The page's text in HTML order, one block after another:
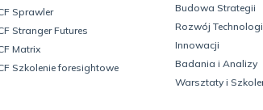
Sprawler
Stranger Futures
Matrix
Szkolenie foresightowe
Budowa Strategii
Rozwój
Innowacji
Badania i Analizy
Warsztaty i